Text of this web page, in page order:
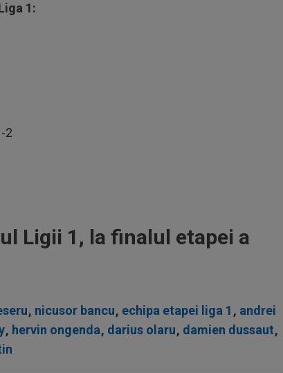
1:
2
Ligii 1, la finalul etapei a
, nicusor bancu, echipa etapei liga 1 , andrei
, hervin ongenda, darius olaru, damien dussaut,